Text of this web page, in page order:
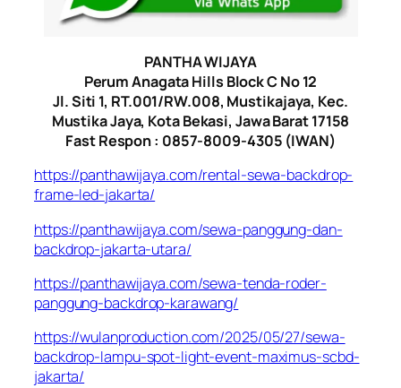
PANTHA WIJAYA
Perum Anagata Hills Block C No 12
Jl. Siti 1, RT.001/RW.008, Mustikajaya, Kec.
Mustika Jaya, Kota Bekasi, Jawa Barat 17158
Fast Respon : 0857-8009-4305 (IWAN)
https://panthawijaya.com/rental-sewa-backdrop-
frame-led-jakarta/
https://panthawijaya.com/sewa-panggung-dan-
backdrop-jakarta-utara/
https://panthawijaya.com/sewa-tenda-roder-
panggung-backdrop-karawang/
https://wulanproduction.com/2025/05/27/sewa-
backdrop-lampu-spot-light-event-maximus-scbd-
jakarta/